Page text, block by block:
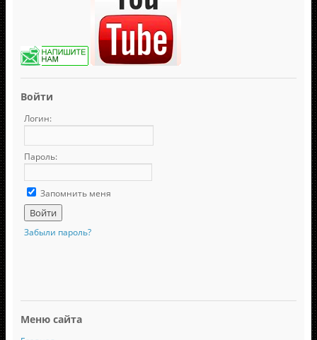
Войти
Логин:
Пароль:
Запомнить меня
Забыли пароль?
Меню сайта